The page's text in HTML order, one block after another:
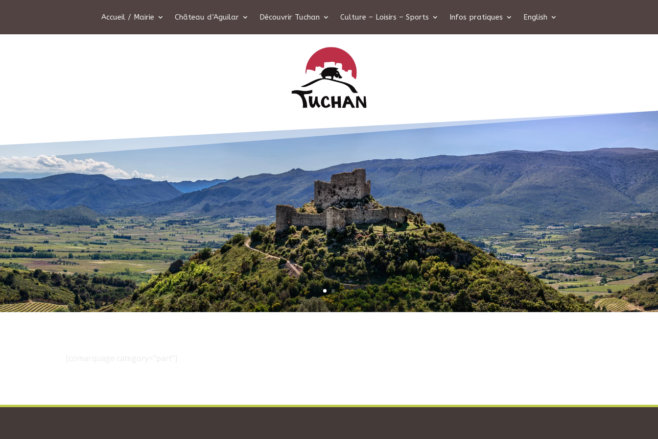
Accueil / Mairie Château d’Aguilar Découvrir Tuchan Culture – Loisirs – Sports Infos pratiques English